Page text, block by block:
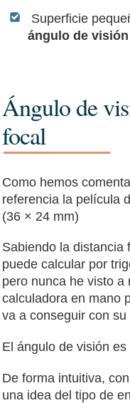
Superficie
ángulo de visión
Ángulo de
focal
Como hemos
referencia la película
(36 × 24 mm)
Sabiendo la distancia
puede calcular por
pero nunca he visto a
calculadora en mano
va a conseguir con su
El ángulo de visión
De forma intuitiva,
una idea del tipo de